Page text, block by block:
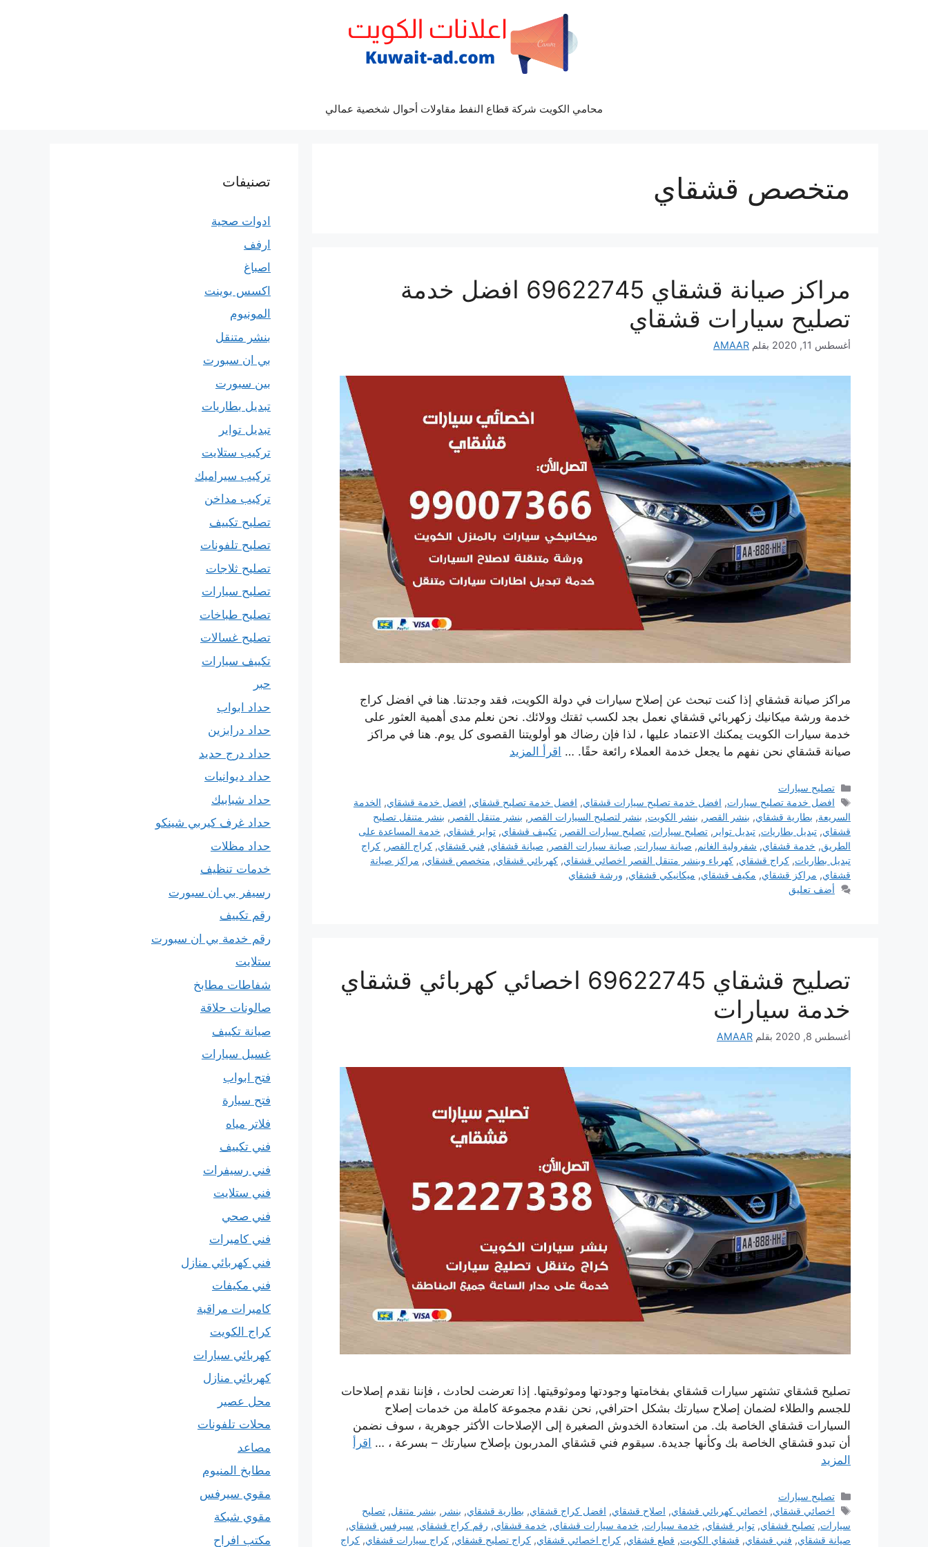
محامي الكويت شركة قطاع النفط مقاولات أحوال شخصية عمالي
متخصص قشقاي
مراكز صيانة قشقاي 69622745 افضل خدمة
تصليح سيارات قشقاي
أغسطس 11, 2020 بقلم AMAAR
مراكز صيانة قشقاي إذا كنت تبحث عن إصلاح سيارات في دولة الكويت، فقد وجدتنا. هنا في افضل كراج
خدمة ورشة ميكانيك زكهربائي قشقاي نعمل بجد لكسب ثقتك وولائك. نحن نعلم مدى أهمية العثور على
خدمة سيارات الكويت يمكنك الاعتماد عليها ، لذا فإن رضاك ​​هو أولويتنا القصوى كل يوم. هنا في مراكز
صيانة قشقاي نحن نفهم ما يجعل خدمة العملاء رائعة حقًا. … اقرأ المزيد
التصنيفات
تصليح سيارات
الوسوم
افضل خدمة تصليح سيارات, افضل خدمة تصليح سيارات قشقاي, افضل خدمة تصليح قشقاي, افضل خدمة قشقاي, الخدمة
السريعة, بطارية قشقاي, بنشر القصر , بنشر الكويت, بنشر لتصليح السيارات القصر , بنشر متنقل القصر , بنشر متنقل تصليح
قشقاي, تبديل بطاريات, تبديل تواير , تصليح سيارات, تصليح سيارات القصر , تكييف قشقاي, تواير قشقاي, خدمة المساعدة على
الطريق, خدمة قشقاي, شفرولية الغانم, صيانة سيارات, صيانة سيارات القصر , صيانة قشقاي, فني قشقاي, كراج القصر , كراج
تبديل بطاريات, كراج قشقاي, كهرباء وبنشر متنقل القصر اخصائي قشقاي, كهربائي قشقاي, متخصص قشقاي, مراكز صيانة
قشقاي, مراكز قشقاي, مكيف قشقاي, ميكانيكي قشقاي, ورشة قشقاي
أضف تعليق
تصليح قشقاي 69622745 اخصائي كهربائي قشقاي
خدمة سيارات
أغسطس 8, 2020 بقلم AMAAR
تصليح قشقاي تشتهر سيارات قشقاي بفخامتها وجودتها وموثوقيتها. إذا تعرضت لحادث ، فإننا نقدم إصلاحات
للجسم والطلاء لضمان إصلاح سيارتك بشكل احترافي, نحن نقدم مجموعة كاملة من خدمات إصلاح
السيارات قشقاي الخاصة بك. من استعادة الخدوش الصغيرة إلى الإصلاحات الأكثر جوهرية ، سوف نضمن
أن تبدو قشقاي الخاصة بك وكأنها جديدة. سيقوم فني قشقاي المدربون بإصلاح سيارتك – بسرعة ، … اقرأ
المزيد
التصنيفات
تصليح سيارات
الوسوم
اخصائي قشقاي, اخصائي كهربائي قشقاي, اصلاح قشقاي, افضل كراج قشقاي, بطارية قشقاي, بنشر , بنشر متنقل,تصليح
سيارات, تصليح قشقاي, تواير قشقاي, خدمة سيارات, خدمة سيارات قشقاي, خدمة قشقاي, رقم كراج قشقاي, سيرفس قشقاي,
صيانة قشقاي, فني قشقاي, قشقاي الكويت, قطع قشقاي, كراج اخصائي قشقاي, كراج تصليح قشقاي, كراج سيارات قشقاي, كراج
تصنيفات
ادوات صحية
ارفف
اصباغ
اكسس بوينت
المونيوم
بنشر متنقل
بي ان سبورت
بين سبورت
تبديل بطاريات
تبديل تواير
تركيب ستلايت
تركيب سيراميك
تركيب مداخن
تصليح تكييف
تصليح تلفونات
تصليح ثلاجات
تصليح سيارات
تصليح طباخات
تصليح غسالات
تكييف سيارات
حبر
حداد ابواب
حداد درابزين
حداد درج حديد
حداد ديوانيات
حداد شبابيك
حداد غرف كيربي شينكو
حداد مظلات
خدمات تنظيف
رسيفر بي ان سبورت
رقم تكييف
رقم خدمة بي ان سبورت
ستلايت
شفاطات مطابخ
صالونات حلاقة
صيانة تكييف
غسيل سيارات
فتح ابواب
فتح سيارة
فلاتر مياه
فني تكييف
فني رسيفرات
فني ستلايت
فني صحي
فني كاميرات
فني كهربائي منازل
فني مكيفات
كاميرات مراقبة
كراج الكويت
كهربائي سيارات
كهربائي منازل
محل عصير
محلات تلفونات
مصاعد
مطابخ المنيوم
مقوي سيرفس
مقوي شبكة
مكتب افراح